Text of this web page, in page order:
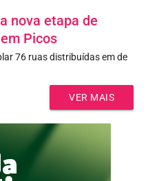
nova etapa de
Picos
76 ruas distribuídas em de
VER MAIS